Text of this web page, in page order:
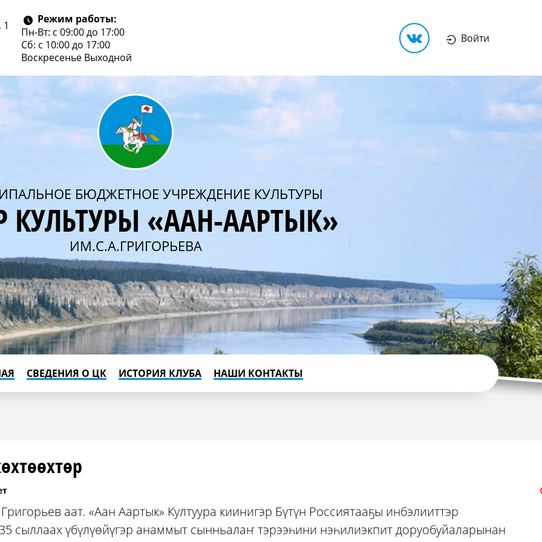
Режим работы:
Пн-Вт: с 09:00 до 17:00
Сб: с 10:00 до 17:00
Воскресенье Выходной
Войти
БЮДЖЕТНОЕ УЧРЕЖДЕНИЕ КУЛЬТУРЫ
КУЛЬТУРЫ «ААН-ААРТЫК»
ИМ.С.А.ГРИГОРЬЕВА
СВЕДЕНИЯ О ЦК ИСТОРИЯ КЛУБА НАШИ КОНТАКТЫ
аат. «Аан Аартык» Култуура киинигэр Бүтүн Россиятааҕы инбэлииттэр
сыллаах үбүлүөйүгэр анаммыт сынньалаҥ тэрээһини нэһилиэкпит доруобуйаларынан